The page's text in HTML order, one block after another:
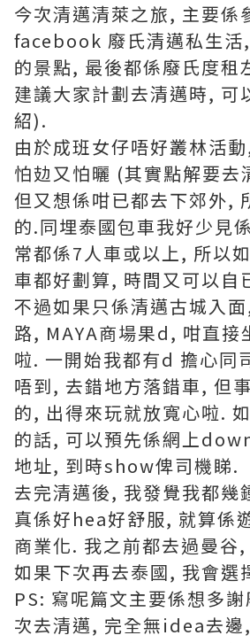
今次清邁清萊之旅, 主要係
facebook 廢氏清邁私生活
的景點, 最後都係廢氏度租
建議大家計劃去清邁時, 可
紹).
由於成班女仔唔好叢林活
怕攰又怕曬 (其實點解要去
但又想係咁已都去下郊外,
的.同埋泰國包車我好少見
常都係7人車或以上, 所以
車都好劃算, 時間又可以自
不過如果只係清邁古城入
路, MAYA商場果d, 咁直接
啦. 一開始我都有d 擔心同
唔到, 去錯地方落錯車, 但
的, 出得來玩就放寬心啦.
的話, 可以預先係網上
地址, 到時show俾司機睇.
去完清邁後, 我發覺我都幾
真係好hea好舒服, 就算係
商業化. 我之前都去過曼谷
如果下次再去泰國, 我會選
PS: 寫呢篇文主要係想多
次去清邁, 完全無idea去邊